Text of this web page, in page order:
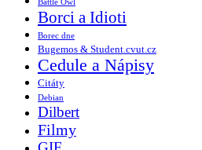
Borci a Idioti
Borec dne
Bugemos & Student.cvut.cz
Cedule a Nápisy
Citáty
Debian
Dilbert
Filmy